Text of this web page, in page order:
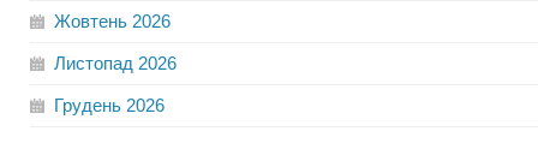
Жовтень 2026
Листопад 2026
Грудень 2026